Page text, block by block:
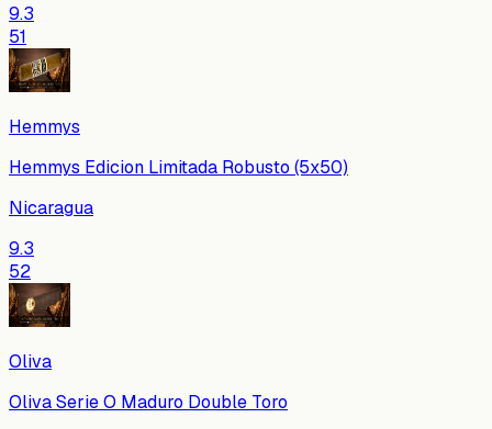
9.3
51
Hemmys
Hemmys Edicion Limitada Robusto (5x50)
Nicaragua
9.3
52
Oliva
Oliva Serie O Maduro Double Toro